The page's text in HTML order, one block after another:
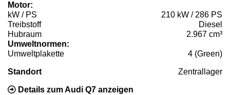
Motor:
kW / PS
210 kW / 286 PS
Treibstoff
Diesel
Hubraum
2.967 cm³
Umweltnormen:
Umweltplakette
4 (Green)
Standort Zentrallager
Details zum Audi Q7 anzeigen